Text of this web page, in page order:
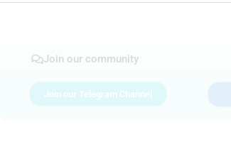
Join our community
Join our Telegram Channel